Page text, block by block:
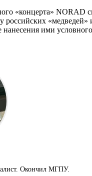
«концерта» NORAD
российских «медведей»
нанесения ими
Окончил МГПУ.